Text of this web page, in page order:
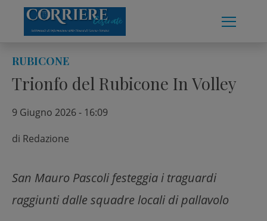
content
RUBICONE
Trionfo del Rubicone In Volley
9 Giugno 2026 - 16:09
di Redazione
San Mauro Pascoli festeggia i traguardi
raggiunti dalle squadre locali di pallavolo